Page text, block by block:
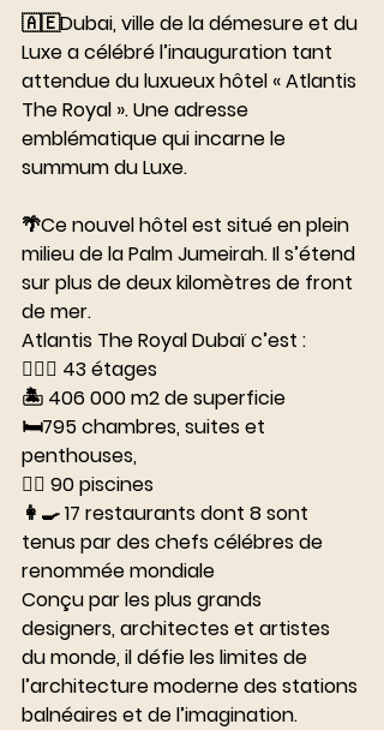
🇦🇪Dubai, ville de la démesure et du
Luxe a célébré l’inauguration tant
attendue du luxueux hôtel « Atlantis
The Royal ». Une adresse
emblématique qui incarne le
summum du Luxe.
🌴Ce nouvel hôtel est situé en plein
milieu de la Palm Jumeirah. Il s’étend
sur plus de deux kilomètres de front
de mer.
Atlantis The Royal Dubaï c’est :
🧗🏼‍♀️ 43 étages
🏝️ 406 000 m2 de superficie
🛏️795 chambres, suites et
penthouses,
🏊‍♂️ 90 piscines
👩‍🍳 17 restaurants dont 8 sont
tenus par des chefs célébres de
renommée mondiale
Conçu par les plus grands
designers, architectes et artistes
du monde, il défie les limites de
l’architecture moderne des stations
balnéaires et de l’imagination.